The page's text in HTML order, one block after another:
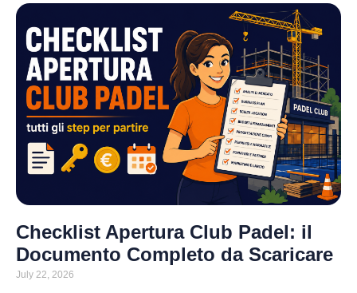
Checklist Apertura Club Padel: il
Documento Completo da Scaricare
July 22, 2026